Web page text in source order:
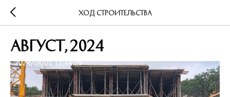
Ход строительства
Август, 2024